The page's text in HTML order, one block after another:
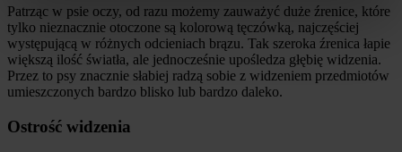
Patrząc w psie oczy, od razu możemy zauważyć duże źrenice, które
tylko nieznacznie otoczone są kolorową tęczówką, najczęściej
występującą w różnych odcieniach brązu. Tak szeroka źrenica łapie
większą ilość światła, ale jednocześnie upośledza głębię widzenia.
Przez to psy znacznie słabiej radzą sobie z widzeniem przedmiotów
umieszczonych bardzo blisko lub bardzo daleko.
Ostrość widzenia